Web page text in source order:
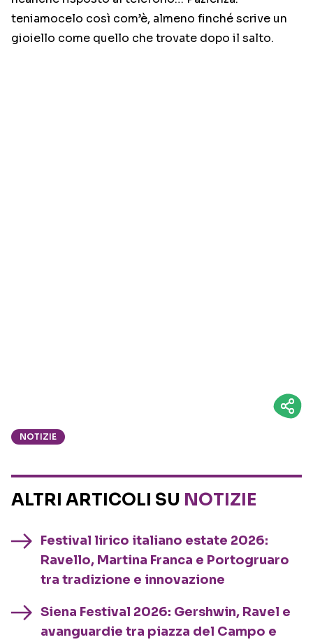
teniamocelo così com’è, almeno finché scrive un
gioiello come quello che trovate dopo il salto.
NOTIZIE
ALTRI ARTICOLI SU NOTIZIE
Festival lirico italiano estate 2026:
Ravello, Martina Franca e Portogruaro
tra tradizione e innovazione
Siena Festival 2026: Gershwin, Ravel e
avanguardie tra piazza del Campo e